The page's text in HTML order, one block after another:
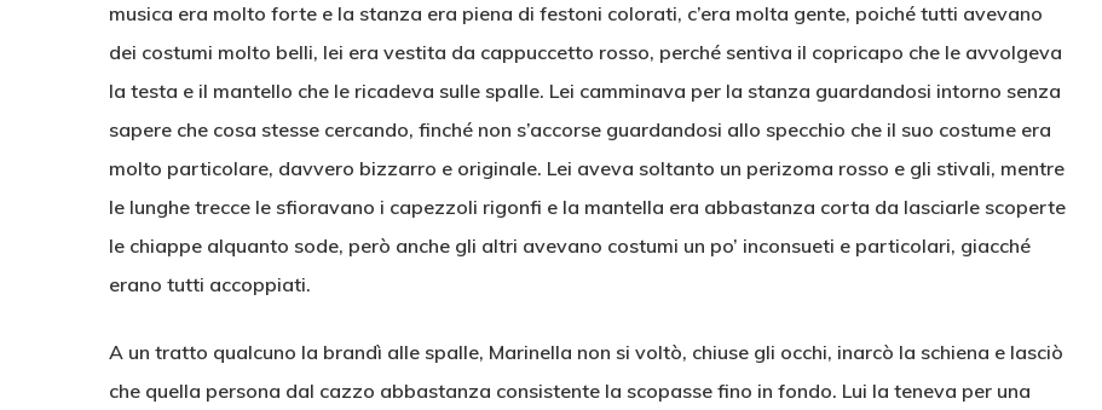
musica era molto forte e la stanza era piena di festoni colorati, c’era molta gente, poiché tutti avevano
dei costumi molto belli, lei era vestita da cappuccetto rosso, perché sentiva il copricapo che le avvolgeva
la testa e il mantello che le ricadeva sulle spalle. Lei camminava per la stanza guardandosi intorno senza
sapere che cosa stesse cercando, finché non s’accorse guardandosi allo specchio che il suo costume era
molto particolare, davvero bizzarro e originale. Lei aveva soltanto un perizoma rosso e gli stivali, mentre
le lunghe trecce le sfioravano i capezzoli rigonfi e la mantella era abbastanza corta da lasciarle scoperte
le chiappe alquanto sode, però anche gli altri avevano costumi un po’ inconsueti e particolari, giacché
erano tutti accoppiati.
A un tratto qualcuno la brandì alle spalle, Marinella non si voltò, chiuse gli occhi, inarcò la schiena e lasciò
che quella persona dal cazzo abbastanza consistente la scopasse fino in fondo. Lui la teneva per una